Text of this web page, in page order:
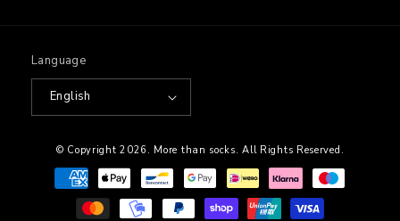
Language
English
© Copyright 2026. More than socks. All Rights Reserved.
Payment
methods